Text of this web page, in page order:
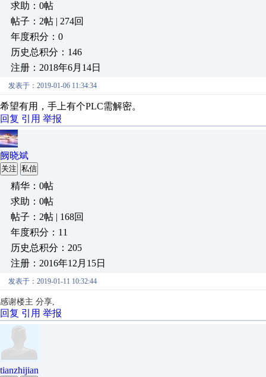
求助：0帖
帖子：2帖 | 274回
年度积分：0
历史总积分：146
注册：2018年6月14日
发表于：2019-01-06 11:34:34
希望有用，手上有个PLC需解密。
回复 引用 举报
阙晓斌
关注 私信
精华：0帖
求助：0帖
帖子：2帖 | 168回
年度积分：11
历史总积分：205
注册：2016年12月15日
发表于：2019-01-11 10:32:44
感谢楼主 分享,
回复 引用 举报
tianzhijian